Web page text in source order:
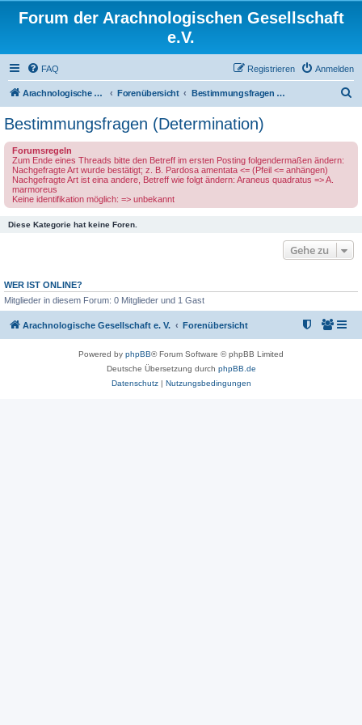
Forum der Arachnologischen Gesellschaft
e.V.
FAQ Anmelden
Registrieren
Arachnologische Gesellschaft e. V. Forenübersicht Bestimmungsfragen (Determination)
Bestimmungsfragen (Determination)
Forumsregeln
Zum Ende eines Threads bitte den Betreff im ersten Posting folgendermaßen ändern:
Nachgefragte Art wurde bestätigt; z. B. Pardosa amentata <= (Pfeil <= anhängen)
Nachgefragte Art ist eina andere, Betreff wie folgt ändern: Araneus quadratus => A.
marmoreus
Keine identifikation möglich: => unbekannt
Diese Kategorie hat keine Foren.
Gehe zu
WER IST ONLINE?
Mitglieder in diesem Forum: 0 Mitglieder und 1 Gast
Arachnologische Gesellschaft e. V. Forenübersicht
Powered by phpBB® Forum Software © phpBB Limited
Deutsche Übersetzung durch phpBB.de
Datenschutz| Nutzungsbedingungen